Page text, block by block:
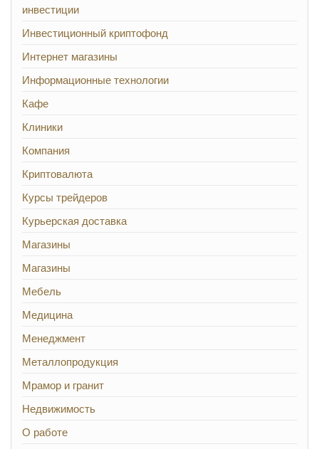
инвестиции
Инвестиционный криптофонд
Интернет магазины
Информационные технологии
Кафе
Клиники
Компания
Криптовалюта
Курсы трейдеров
Курьерская доставка
Магазины
Магазины
Мебель
Медицина
Менеджмент
Металлопродукция
Мрамор и гранит
Недвижимость
О работе